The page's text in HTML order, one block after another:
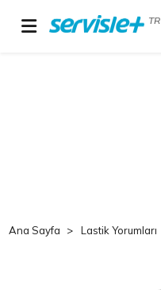
TR
Ana Sayfa Lastik Yorumları